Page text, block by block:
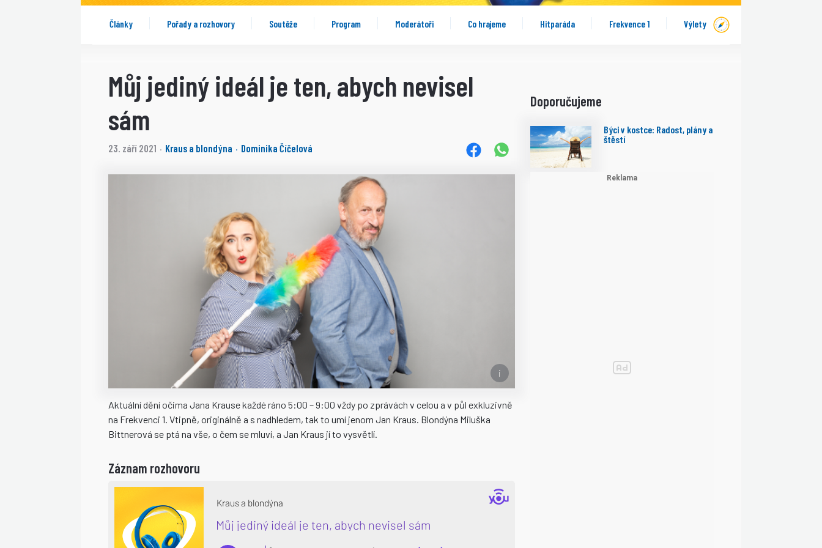
Články Pořady a rozhovory Soutěže Program Moderátoři Co hrajeme Hitparáda Frekvence 1 Výlety
Můj jediný ideál je ten, abych nevisel
sám
23. září 2021 · Kraus a blondýna · Dominika Číčelová
Aktuální dění očima Jana Krause každé ráno 5:00 – 9:00 vždy po zprávách v celou a v půl exkluzivně
na Frekvenci 1. Vtipně, originálně a s nadhledem, tak to umí jenom Jan Kraus. Blondýna Miluška
Bittnerová se ptá na vše, o čem se mluví, a Jan Kraus jí to vysvětlí.
Záznam rozhovoru
Doporučujeme
Býci v kostce: Radost, plány a
štěstí